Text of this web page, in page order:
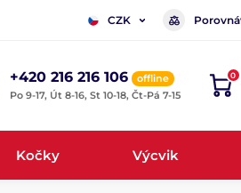
CZK
+420 216 216 106
offline
Po 9-17, Út 8-16, St 10-18, Čt-Pá 7-15
0
Kočky Výcvik